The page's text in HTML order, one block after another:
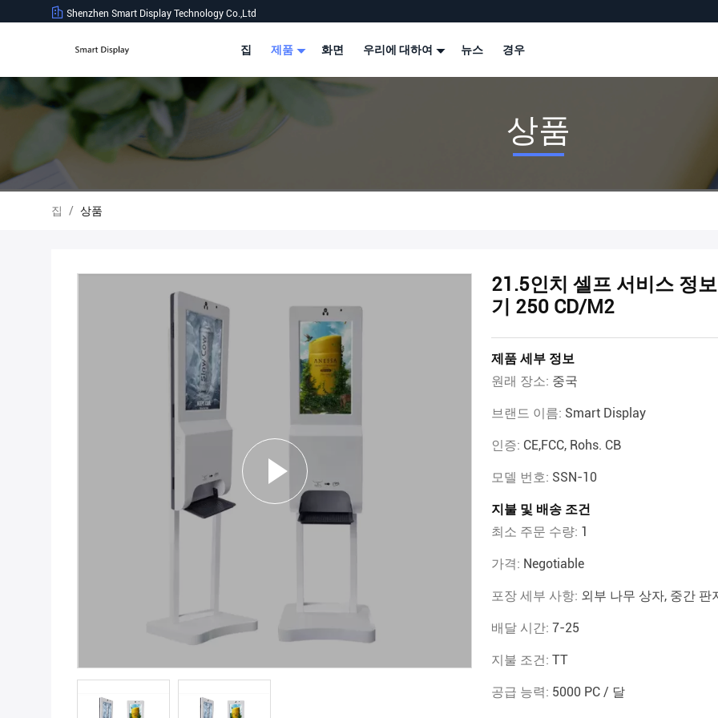
Shenzhen Smart Display Technology Co.,Ltd
집 제품 화면 우리에 대하여 뉴스 경우
상품
집 / 상품
21.5인치 셀프 서비스 정
기 250 CD/M2
제품 세부 정보
원래 장소: 중국
브랜드 이름: Smart Display
인증: CE,FCC, Rohs. CB
모델 번호: SSN-10
지불 및 배송 조건
최소 주문 수량: 1
가격: Negotiable
포장 세부 사항: 외부 나무 상자, 중간 판
배달 시간: 7-25
지불 조건: TT
공급 능력: 5000 PC / 달